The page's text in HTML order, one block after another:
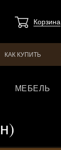
Корзина
КАК КУПИТЬ
МЕБЕЛЬ